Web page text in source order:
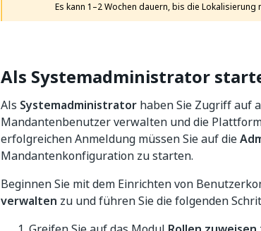
Es kann 1–2 Wochen dauern, bis die
Als Systemadministrator
Als Systemadministrator haben Sie Zugriff auf
Mandantenbenutzer verwalten und die
erfolgreichen Anmeldung müssen Sie auf die
Mandantenkonfiguration zu starten.
Beginnen Sie mit dem Einrichten von
verwalten zu und führen Sie die folgenden